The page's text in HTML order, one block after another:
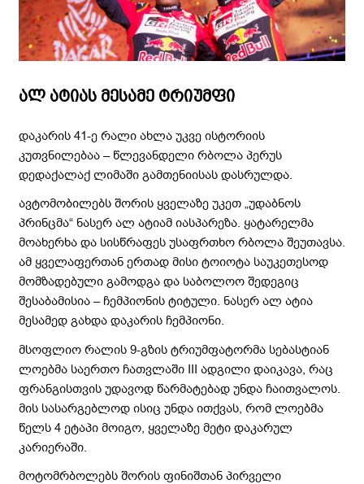
ალ ატიას მესამე ტრიუმფი
დაკარის 41-ე რალი ახლა უკვე ისტორიის
კუთვნილებაა – წლევანდელი რბოლა პერუს
დედაქალაქ ლიმაში გამთენიისას დასრულდა.
ავტომობილებს შორის ყველაზე უკეთ „უდაბნოს
პრინცმა“ ნასერ ალ ატიამ იასპარეზა. ყატარელმა
მოახერხა და სისწრაფეს უსაფრთხო რბოლა შეუთავსა.
ამ ყველაფერთან ერთად მისი ტოიოტა საუკეთესოდ
მომზადებული გამოდგა და საბოლოო შედეგიც
შესაბამისია – ჩემპიონის ტიტული. ნასერ ალ ატია
მესამედ გახდა დაკარის ჩემპიონი.
მსოფლიო რალის 9-გზის ტრიუმფატორმა სებასტიან
ლოებმა საერთო ჩათვლაში III ადგილი დაიკავა, რაც
ფრანგისთვის უდავოდ წარმატებად უნდა ჩაითვალოს.
მის სასარგებლოდ ისიც უნდა ითქვას, რომ ლოებმა
წელს 4 ეტაპი მოიგო, ყველაზე მეტი დაკარულ
კარიერაში.
მოტომრბოლებს შორის ფინიშთან პირველი